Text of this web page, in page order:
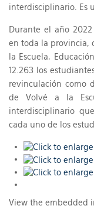
interdisciplinario. Es
Durante el año
en toda la provincia,
la Escuela,
12.263 los
revinculación como
de Volvé a la
interdisciplinario
cada uno de los
View the embedded